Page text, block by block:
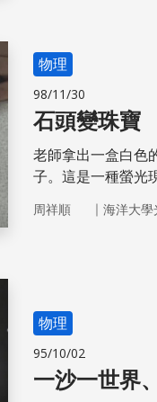
物理
98/11/30
石頭變珠寶
老師拿出一盒白色
子。這是一種螢光
間後就會回到低能階
周祥順 ｜ 海洋大學
物理
95/10/02
一沙一世界